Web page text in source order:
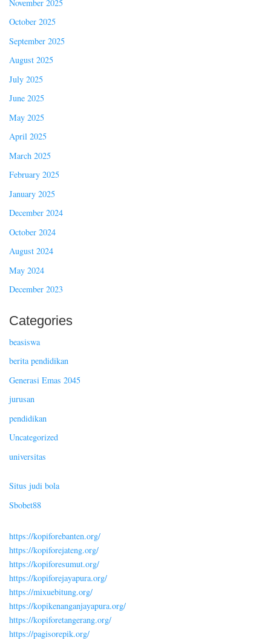
November 2025
October 2025
September 2025
August 2025
July 2025
June 2025
May 2025
April 2025
March 2025
February 2025
January 2025
December 2024
October 2024
August 2024
May 2024
December 2023
Categories
beasiswa
berita pendidikan
Generasi Emas 2045
jurusan
pendidikan
Uncategorized
universitas
Situs judi bola
Sbobet88
https://kopiforebanten.org/
https://kopiforejateng.org/
https://kopiforesumut.org/
https://kopiforejayapura.org/
https://mixuebitung.org/
https://kopikenanganjayapura.org/
https://kopiforetangerang.org/
https://pagisorepik.org/